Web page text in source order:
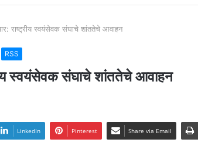
राष्ट्रीय स्वयंसेवक संघाचे शांततेचे आवाहन
RSS
स्वयंसेवक संघाचे शांततेचे आवाहन
LinkedIn Pinterest Share via Email